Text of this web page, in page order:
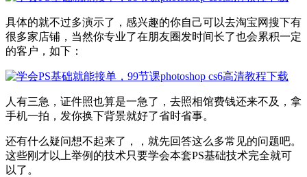
具体的就不过多演示了，感兴趣的你自己可以去淘宝网搜下有
很多家店铺，当然你专业了在朋友圈发时间长了也会累积一定
的客户，如下：
人有三急，证件照也算是一急了，去照相馆费钱还来不及，拿
手机一拍，发你换下背景就好了省时省事。
还有什么疑问想不起来了，，就先回答这么多常见的问题吧。
这些刚才以上举例的技术只要学会本套PS基础技术完全就可
以了。